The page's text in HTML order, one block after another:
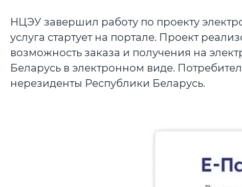
НЦЭУ завершил работу по проекту
услуга стартует на портале. Проект
возможность заказа и получения на
Беларусь в электронном виде.
нерезиденты Республики Беларусь.